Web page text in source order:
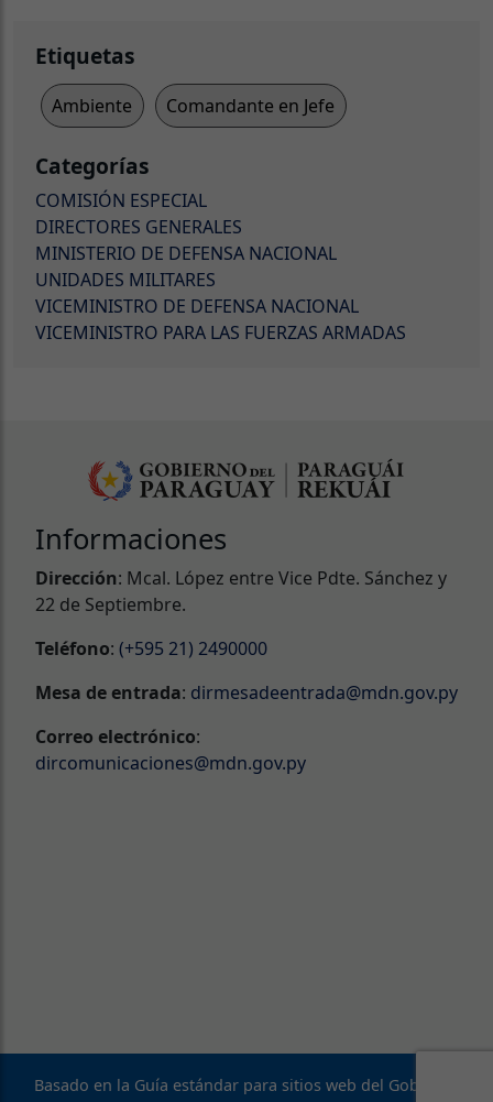
Etiquetas
Ambiente Comandante en Jefe
Categorías
COMISIÓN ESPECIAL
DIRECTORES GENERALES
MINISTERIO DE DEFENSA NACIONAL
UNIDADES MILITARES
VICEMINISTRO DE DEFENSA NACIONAL
VICEMINISTRO PARA LAS FUERZAS ARMADAS
Informaciones
Dirección: Mcal. López entre Vice Pdte. Sánchez y
22 de Septiembre.
Teléfono: (+595 21) 2490000
Mesa de entrada: dirmesadeentrada@mdn.gov.py
Correo electrónico:
dircomunicaciones@mdn.gov.py
Basado en la Guía estándar para sitios web del Gobierno